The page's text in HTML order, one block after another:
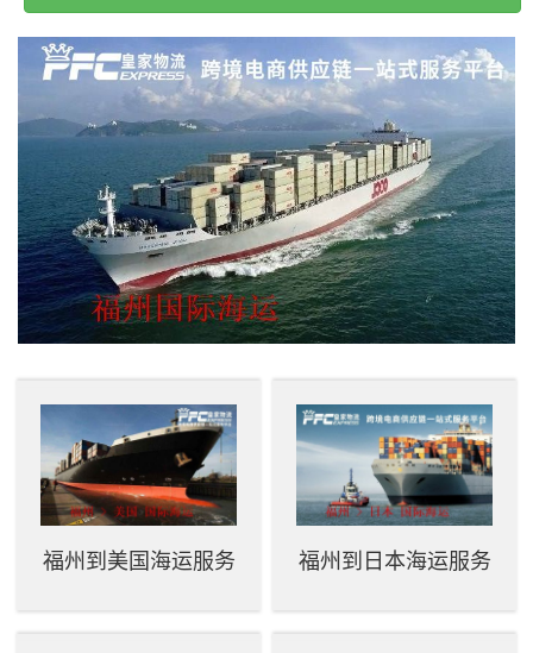
福州到美国海运服务 福州到日本海运服务